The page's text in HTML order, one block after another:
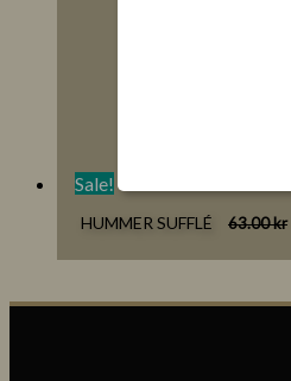
Sale!
HUMMER SUFFLÉ 63.00kr